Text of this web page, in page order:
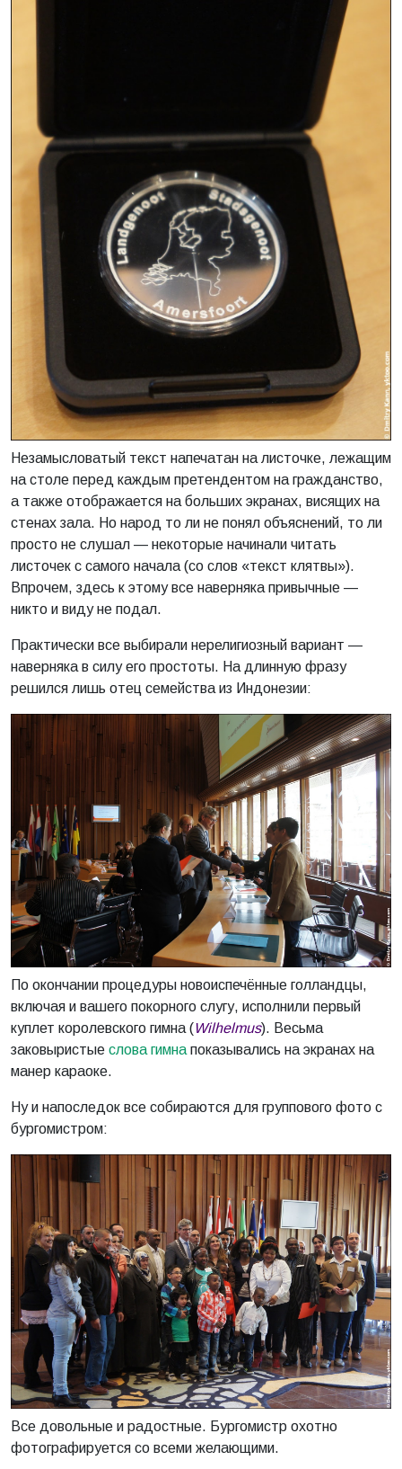
Незамысловатый текст напечатан на листочке, лежащим
на столе перед каждым претендентом на гражданство,
а также отображается на больших экранах, висящих на
стенах зала. Но народ то ли не понял объяснений, то ли
просто не слушал — некоторые начинали читать
листочек с самого начала (со слов «текст клятвы»).
Впрочем, здесь к этому все наверняка привычные —
никто и виду не подал.
Практически все выбирали нерелигиозный вариант —
наверняка в силу его простоты. На длинную фразу
решился лишь отец семейства из Индонезии:
По окончании процедуры новоиспечённые голландцы,
включая и вашего покорного слугу, исполнили первый
куплет королевского гимна (Wilhelmus). Весьма
заковыристые слова гимнапоказывались на экранах на
манер караоке.
Ну и напоследок все собираются для группового фото с
бургомистром:
Все довольные и радостные. Бургомистр охотно
фотографируется со всеми желающими.